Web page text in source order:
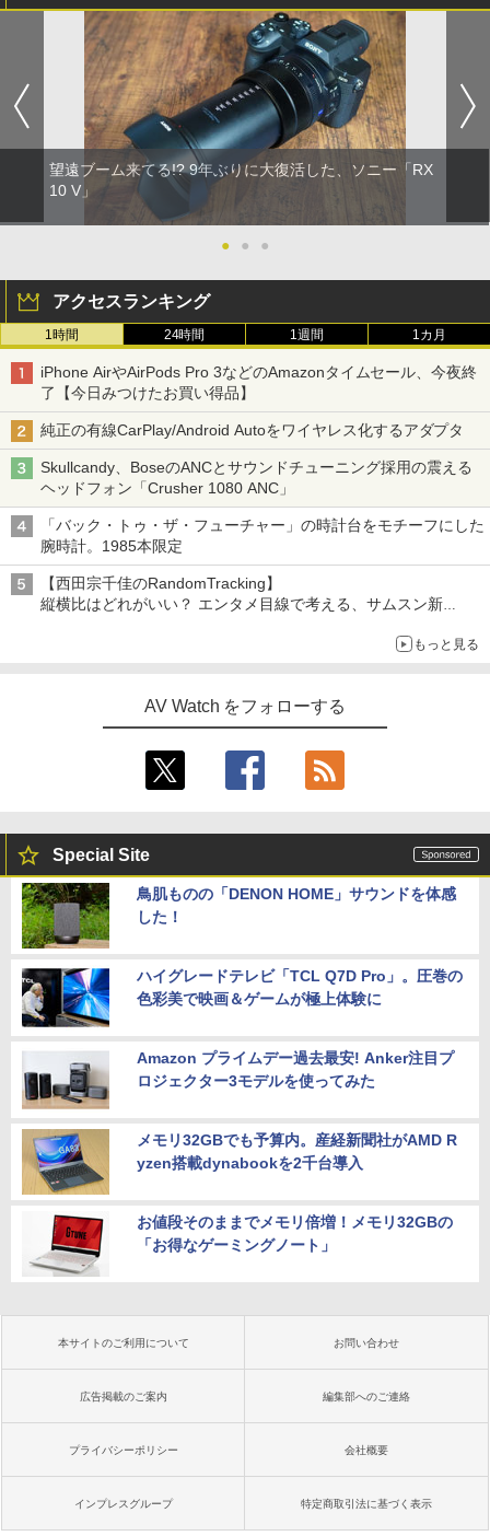
望遠ブーム来てる!? 9年ぶりに大復活した、ソニー「RX
10 V」
● ● ●
アクセスランキング
1時間 24時間 1週間 1カ月
iPhone AirやAirPods Pro 3などのAmazonタイムセール、今夜終
了【今日みつけたお買い得品】
純正の有線CarPlay/Android Autoをワイヤレス化するアダプタ
Skullcandy、BoseのANCとサウンドチューニング採用の震える
ヘッドフォン「Crusher 1080 ANC」
「バック・トゥ・ザ・フューチャー」の時計台をモチーフにした
腕時計。1985本限定
【西田宗千佳のRandomTracking】
縦横比はどれがいい？ エンタメ目線で考える、サムスン新
もっと見る
AV Watch をフォローする
Special Site
鳥肌ものの「DENON HOME」サウンドを体感
した！
ハイグレードテレビ「TCL Q7D Pro」。圧巻の
色彩美で映画＆ゲームが極上体験に
Amazon プライムデー過去最安! Anker注目プ
ロジェクター3モデルを使ってみた
メモリ32GBでも予算内。産経新聞社がAMD R
yzen搭載dynabookを2千台導入
お値段そのままでメモリ倍増！メモリ32GBの
「お得なゲーミングノート」
本サイトのご利用について お問い合わせ
広告掲載のご案内 編集部へのご連絡
プライバシーポリシー 会社概要
インプレスグループ 特定商取引法に基づく表示